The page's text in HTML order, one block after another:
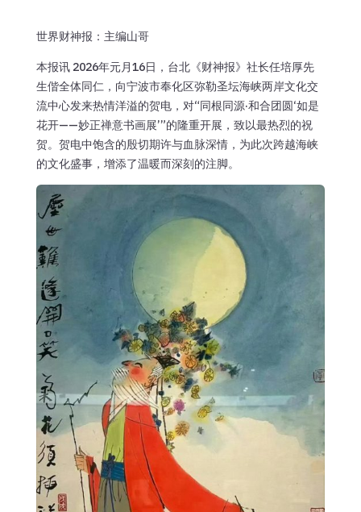
世界财神报：主编山哥
本报讯 2026年元月16日，台北《财神报》社长任培厚先
生偕全体同仁，向宁波市奉化区弥勒圣坛海峡两岸文化交
流中心发来热情洋溢的贺电，对“同根同源·和合团圆‘如是
花开——妙正禅意书画展’”的隆重开展，致以最热烈的祝
贺。贺电中饱含的殷切期许与血脉深情，为此次跨越海峡
的文化盛事，增添了温暖而深刻的注脚。